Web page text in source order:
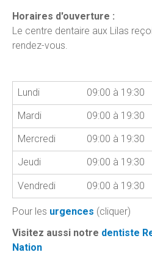
Horaires d'ouverture :
Le centre dentaire aux Lilas
rendez-vous.
Lundi
09:00 à 19:30
Mardi
09:00 à 19:30
Mercredi
09:00 à 19:30
Jeudi
09:00 à 19:30
Vendredi 09:00 à 19:30
Pour les urgences (cliquer)
Visitez aussi notre dentiste
Nation